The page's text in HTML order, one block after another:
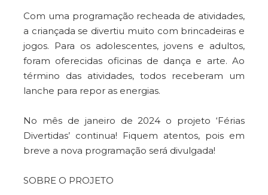
Com uma programação recheada de atividades,
a criançada se divertiu muito com brincadeiras e
jogos. Para os adolescentes, jovens e adultos,
foram oferecidas oficinas de dança e arte. Ao
término das atividades, todos receberam um
lanche para repor as energias.
No mês de janeiro de 2024 o projeto ‘Férias
Divertidas’ continua! Fiquem atentos, pois em
breve a nova programação será divulgada!
SOBRE O PROJETO